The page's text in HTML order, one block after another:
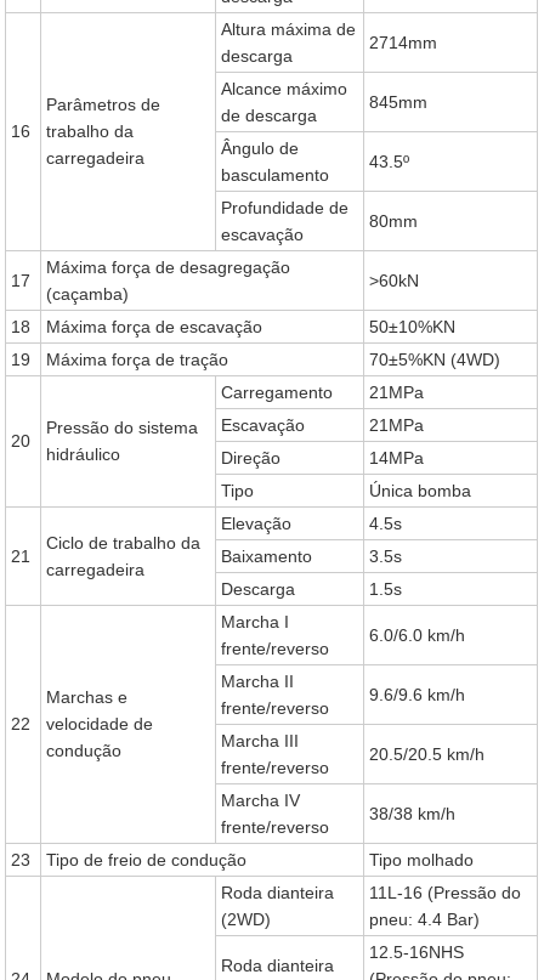
16
Parâmetros de
trabalho da
carregadeira
Altura máxima de
descarga
2714mm
Alcance máximo
de descarga
845mm
Ângulo de
basculamento
43.5º
Profundidade de
escavação
80mm
17
Máxima força de desagregação
(caçamba)
>60kN
18 Máxima força de escavação
50±10%KN
19
Máxima força de tração 70±5%KN (4WD)
20
Pressão do sistema
hidráulico
Carregamento
21MPa
Escavação
21MPa
Direção
14MPa
Tipo
Única bomba
21
Ciclo de trabalho da
carregadeira
Elevação
4.5s
Baixamento
3.5s
Descarga
1.5s
22
Marchas e
velocidade de
condução
Marcha I
frente/reverso
6.0/6.0 km/h
Marcha II
frente/reverso
9.6/9.6 km/h
Marcha III
frente/reverso
20.5/20.5 km/h
Marcha IV
frente/reverso
38/38 km/h
23 Tipo de freio de condução Tipo molhado
Roda dianteira
(2WD)
11L-16 (Pressão do
pneu: 4.4 Bar)
Roda dianteira
12.5-16NHS